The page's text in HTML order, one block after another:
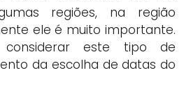
regiões, na região
ele é muito importante.
este tipo de
da escolha de datas do